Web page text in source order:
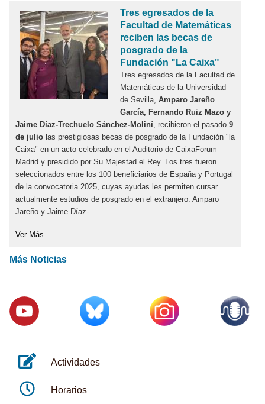
Tres egresados de la
Facultad de Matemáticas
reciben las becas de
posgrado de la
Fundación "La Caixa"
Tres egresados de la Facultad de
Matemáticas de la Universidad
de Sevilla, Amparo Jareño
García, Fernando Ruiz Mazo y
Jaime Díaz-Trechuelo Sánchez-Moliní, recibieron el pasado 9
de julio las prestigiosas becas de posgrado de la Fundación "la
Caixa" en un acto celebrado en el Auditorio de CaixaForum
Madrid y presidido por Su Majestad el Rey. Los tres fueron
seleccionados entre los 100 beneficiarios de España y Portugal
de la convocatoria 2025, cuyas ayudas les permiten cursar
actualmente estudios de posgrado en el extranjero. Amparo
Jareño y Jaime Díaz-...
Ver Más
Más Noticias
Actividades
Horarios